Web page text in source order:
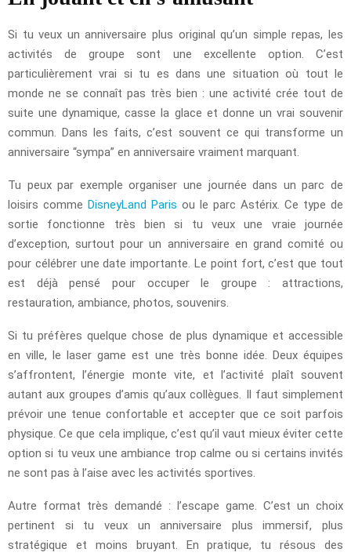
Si tu veux un anniversaire plus original qu’un simple repas, les
activités de groupe sont une excellente option. C’est
particulièrement vrai si tu es dans une situation où tout le
monde ne se connaît pas très bien : une activité crée tout de
suite une dynamique, casse la glace et donne un vrai souvenir
commun. Dans les faits, c’est souvent ce qui transforme un
anniversaire “sympa” en anniversaire vraiment marquant.
Tu peux par exemple organiser une journée dans un parc de
loisirs comme DisneyLand Paris ou le parc Astérix. Ce type de
sortie fonctionne très bien si tu veux une vraie journée
d’exception, surtout pour un anniversaire en grand comité ou
pour célébrer une date importante. Le point fort, c’est que tout
est déjà pensé pour occuper le groupe : attractions,
restauration, ambiance, photos, souvenirs.
Si tu préfères quelque chose de plus dynamique et accessible
en ville, le laser game est une très bonne idée. Deux équipes
s’affrontent, l’énergie monte vite, et l’activité plaît souvent
autant aux groupes d’amis qu’aux collègues. Il faut simplement
prévoir une tenue confortable et accepter que ce soit parfois
physique. Ce que cela implique, c’est qu’il vaut mieux éviter cette
option si tu veux une ambiance trop calme ou si certains invités
ne sont pas à l’aise avec les activités sportives.
Autre format très demandé : l’escape game. C’est un choix
pertinent si tu veux un anniversaire plus immersif, plus
stratégique et moins bruyant. En pratique, tu résous des